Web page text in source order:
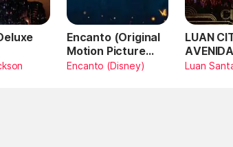
Encanto (Original
Motion Picture
Soundtrack)
Encanto (Disney)
LUAN
AVENIDA
Luan